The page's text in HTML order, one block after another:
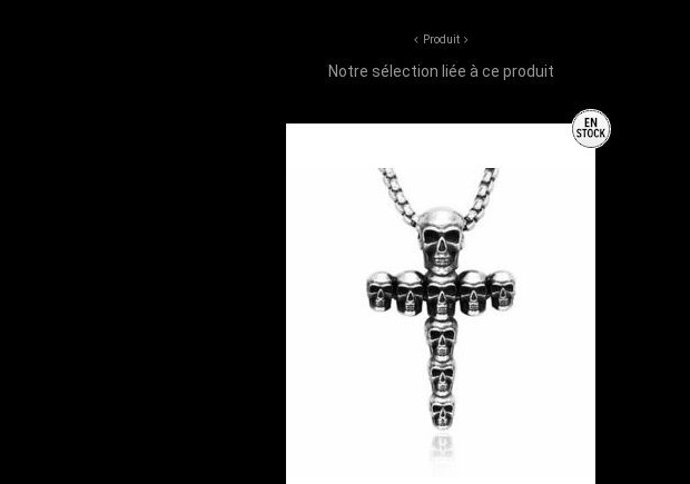
Produit
Notre sélection liée à ce produit